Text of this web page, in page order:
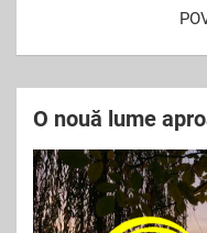
O nouă lume